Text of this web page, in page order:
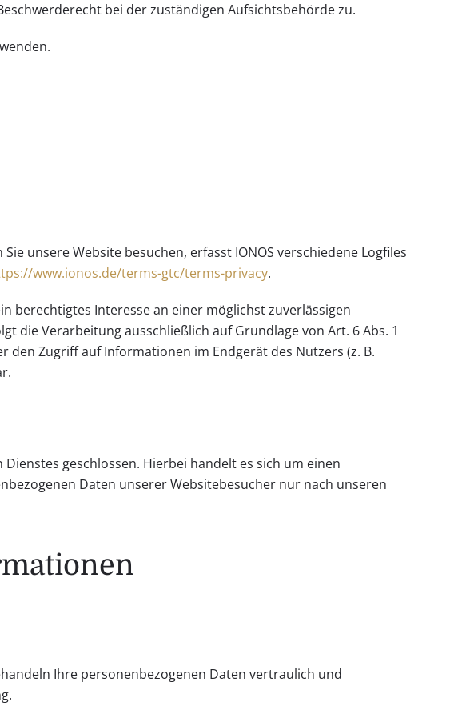
bei der zuständigen Aufsichtsbehörde zu.
unsere Website besuchen, erfasst IONOS verschiedene Logfiles
www.ionos.de/terms-gtc/terms-privacy.
berechtigtes Interesse an einer möglichst zuverlässigen
die Verarbeitung ausschließlich auf Grundlage von Art. 6 Abs. 1
den Zugriff auf Informationen im Endgerät des Nutzers (z. B.
geschlossen. Hierbei handelt es sich um einen
Daten unserer Websitebesucher nur nach unseren
Ihre personenbezogenen Daten vertraulich und